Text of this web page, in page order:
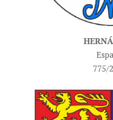
775/